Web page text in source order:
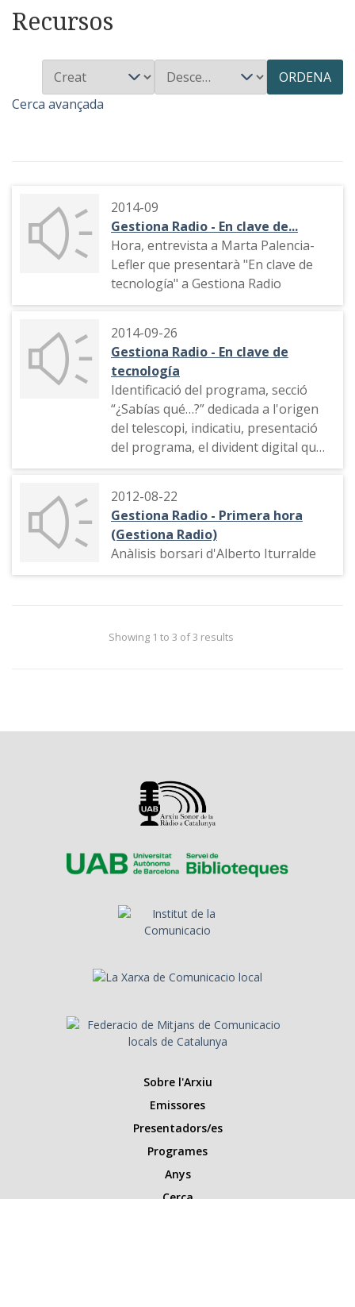
Recursos
ORDENA
Cerca avançada
2014-09
Gestiona Radio - En clave de...
Hora, entrevista a Marta Palencia-
Lefler que presentarà "En clave de
tecnología" a Gestiona Radio
2014-09-26
Gestiona Radio - En clave de
tecnología
Identificació del programa, secció
“¿Sabías qué…?” dedicada a l'origen
del telescopi, indicatiu, presentació
del programa, el divident digital que
obliga a resintonitzar els canals de la
2012-08-22
Gestiona Radio - Primera hora
(Gestiona Radio)
Anàlisis borsari d'Alberto Iturralde
Showing 1 to 3 of 3 results
Sobre l'Arxiu
Emissores
Presentadors/es
Programes
Anys
Cerca